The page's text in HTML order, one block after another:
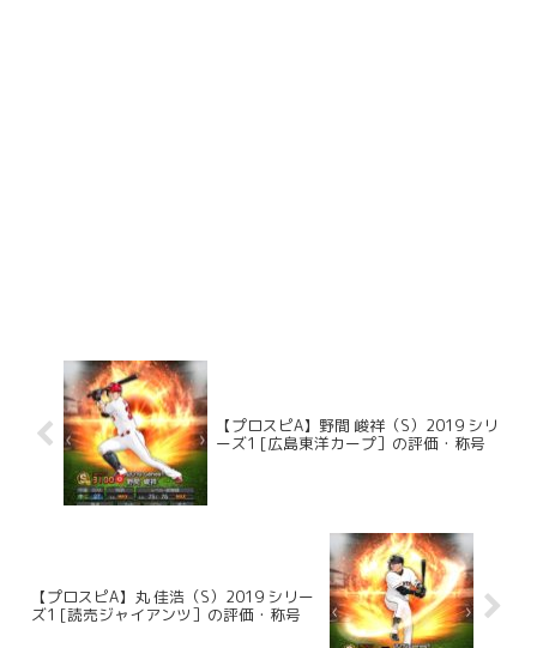
【プロスピA】野間 峻祥（S）2019 シリ
ーズ1 [広島東洋カープ］の評価・称号
【プロスピA】丸 佳浩（S）2019 シリー
ズ1 [読売ジャイアンツ］の評価・称号